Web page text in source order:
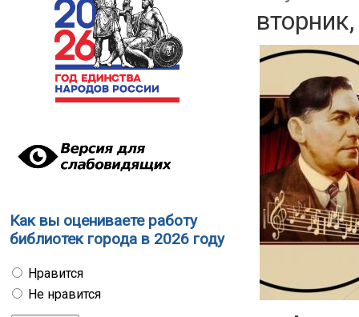
Как вы оцениваете работу
библиотек города в 2026 году
Нравится
Не нравится